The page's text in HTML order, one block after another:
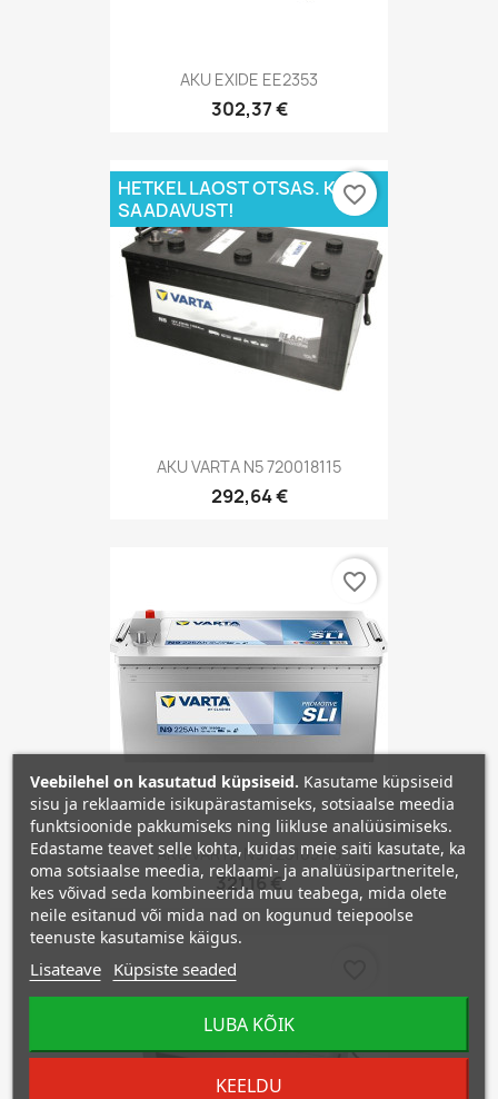
AKU EXIDE EE2353
302,37 €
AKU VARTA N5 720018115
292,64 €
HETKEL LAOST OTSAS. KÜSI
SAADAVUST!
favorite_border
AKU VARTA N9 725103115
321,16 €
favorite_border
Veebilehel on kasutatud küpsiseid. Kasutame küpsiseid
sisu ja reklaamide isikupärastamiseks, sotsiaalse meedia
funktsioonide pakkumiseks ning liikluse analüüsimiseks.
Edastame teavet selle kohta, kuidas meie saiti kasutate, ka
oma sotsiaalse meedia, reklaami- ja analüüsipartneritele,
kes võivad seda kombineerida muu teabega, mida olete
neile esitanud või mida nad on kogunud teiepoolse
teenuste kasutamise käigus.
Lisateave Küpsiste seaded
KEELDU
LUBA KÕIK